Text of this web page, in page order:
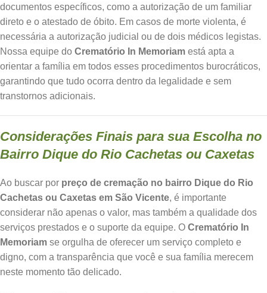
documentos específicos, como a autorização de um familiar
direto e o atestado de óbito. Em casos de morte violenta, é
necessária a autorização judicial ou de dois médicos legistas.
Nossa equipe do Crematório In Memoriam está apta a
orientar a família em todos esses procedimentos burocráticos,
garantindo que tudo ocorra dentro da legalidade e sem
transtornos adicionais.
Considerações Finais para sua Escolha no
Bairro Dique do Rio Cachetas ou Caxetas
Ao buscar por preço de cremação no bairro Dique do Rio
Cachetas ou Caxetas em São Vicente, é importante
considerar não apenas o valor, mas também a qualidade dos
serviços prestados e o suporte da equipe. O Crematório In
Memoriam se orgulha de oferecer um serviço completo e
digno, com a transparência que você e sua família merecem
neste momento tão delicado.